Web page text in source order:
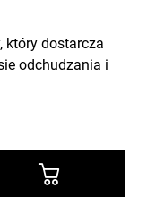
który dostarcza
odchudzania i
na dzień,
zł.